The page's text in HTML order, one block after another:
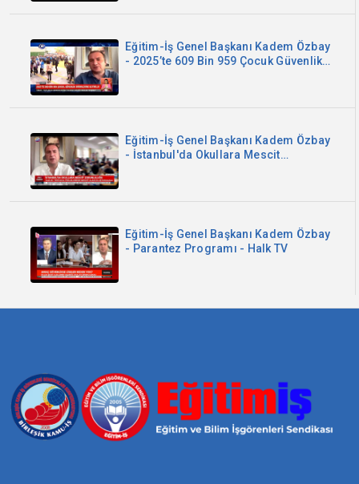
Eğitim-İş Genel Başkanı Kadem Özbay
- 2025’te 609 Bin 959 Çocuk Güvenlik
Eğitim-İş Genel Başkanı Kadem Özbay
- İstanbul'da Okullara Mescit
Eğitim-İş Genel Başkanı Kadem Özbay
- Parantez Programı - Halk TV